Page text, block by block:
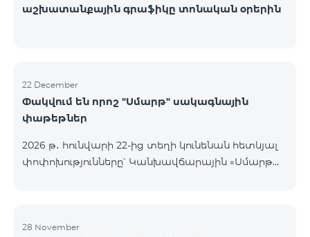
աշխատանքային գրաֆիկը տոնական օրերին
22 December
Փակվում են որոշ "Սմարթ" սակագնային
փաթեթներ
2026 թ․ հունվարի 22-ից տեղի կունենան հետևյալ
փոփոխությունները՝ Կանխավճարային «Սմարթ
սակագնային փաթեթին, որի շրջանակներում
28 November